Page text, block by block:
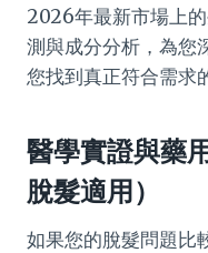
2026年最新市場上
測與成分分析，為您
您找到真正符合需求
醫學實證與藥
脫髮適用）
如果您的脫髮問題比